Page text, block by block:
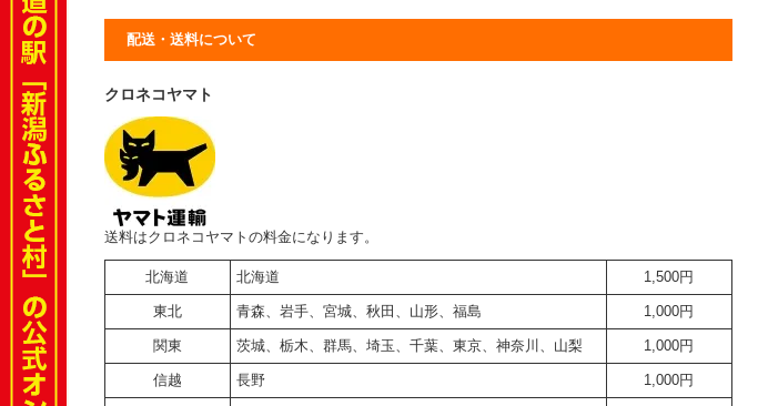
配送・送料について
クロネコヤマト
送料はクロネコヤマトの料金になります。
北海道 北海道 1,500円
東北 青森、岩手、宮城、秋田、山形、福島 1,000円
関東 茨城、栃木、群馬、埼玉、千葉、東京、神奈川、山梨 1,000円
信越 長野 1,000円